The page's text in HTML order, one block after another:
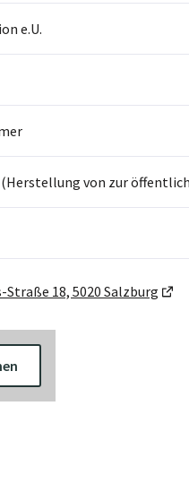
e.U.
von zur
18, 5020 Salzburg